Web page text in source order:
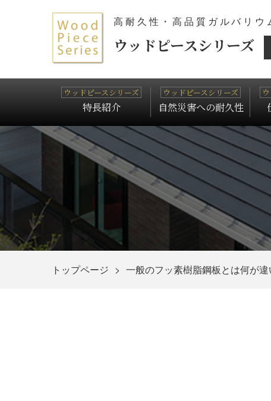
高耐久性・高品質ガルバリ
ウッドピースシリーズ
特長紹介 自然災害への耐久性
トップページ 一般のフッ素樹脂鋼板とは何が違